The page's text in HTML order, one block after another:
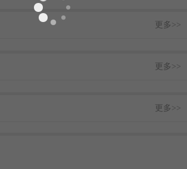
更多>>
更多>>
更多>>